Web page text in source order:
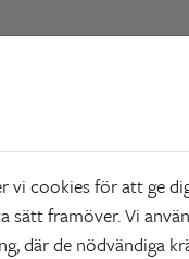
64
vi cookies för att ge
sätt framöver. Vi
där de nödvändiga